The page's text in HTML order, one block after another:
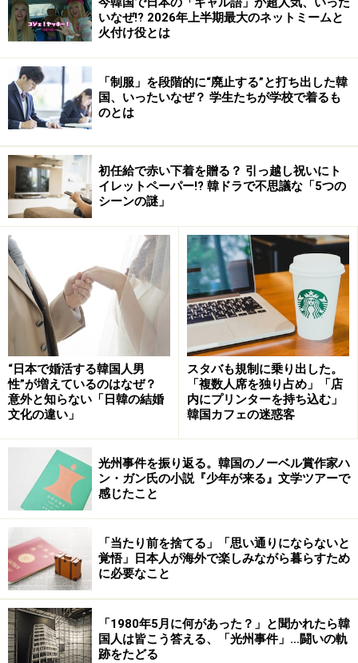
も、美しく弓状に弧を描いた白砂の海岸線や隣り合わせ
てそびえ立つ絶壁の景色には目を見張る素晴らしさがあ
ります。
中文地区の一角に建つロッテホテル済州。韓国各地の都
市にホテルを展開しているロッテホテルがここ済州にも
娯楽、グルメ、美容にショッピングそして抜群のロケー
ションを兼ね備えた最高級のホテルを誕生させました。
2000年４月にオープンしたロッテホテル済州は、優雅で
そしてどこか勇壮にも見えるお城ののような外観。これ
は南アフリカにある高級リゾートホテル「The Palace Of
The Lost City At Sun City」
をモデルに設計・建築された
とのことです。26,000坪にも及ぶ広大な敷地に韓国風の
庭園や人口湖、風車のある庭園などホテルというよりも
まるでアミューズメントパークのよう！
全てを完備した最高級ホテル・ロッテホテル済州 ©韓国観
光公社
ホテルは500の客室、８つのレストラン（バーを含
む）、５つの宴会場、フィットネスクラブ、スパ・サウ
ナ、屋内外プール、免税店からカジノまであらゆる施設
や設備が完備されています。さらに無料で利用できるプ
レイルームも用意されているので、子供がいる家族連れ
にも嬉しいですね。
免税店はホテル本館の６階にあり、PRADA（プラダ）、
COACH（コーチ）、FENDI（フェンディ）、
BVLGARI（ブルガリ）など日本でも人気の海外有名ブラ
いなぜ!? 2026年上半期最大のネットミームと
火付け役とは
「制服」を段階的に“廃止する”と打ち出した韓
国、いったいなぜ？ 学生たちが学校で着るも
のとは
初任給で赤い下着を贈る？ 引っ越し祝いにト
イレットペーパー!? 韓ドラで不思議な「5つの
シーンの謎」
“日本で婚活する韓国人男
性”が増えているのはなぜ？
意外と知らない「日韓の結婚
文化の違い」
スタバも規制に乗り出した。
「複数人席を独り占め」「店
内にプリンターを持ち込む」
韓国カフェの迷惑客
光州事件を振り返る。韓国のノーベル賞作家ハ
ン・ガン氏の小説『少年が来る』文学ツアーで
感じたこと
「当たり前を捨てる」「思い通りにならないと
覚悟」日本人が海外で楽しみながら暮らすため
に必要なこと
「1980年5月に何があった？」と聞かれたら韓
国人は皆こう答える、「光州事件」…闘いの軌
跡をたどる